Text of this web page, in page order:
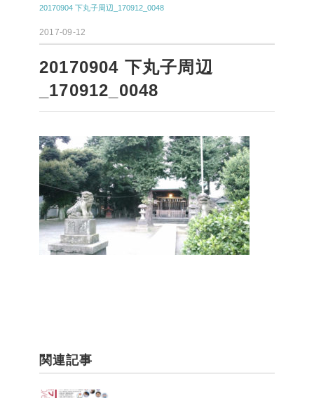
20170904 下丸子周辺_170912_0048
2017-09-12
20170904 下丸子周辺
_170912_0048
関連記事